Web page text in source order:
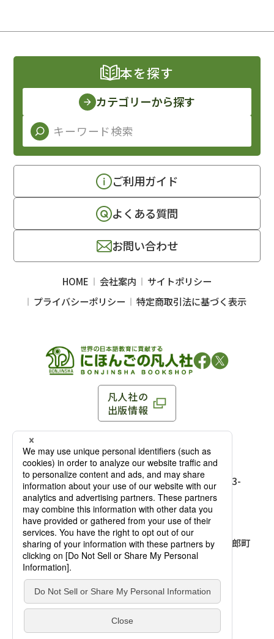
凡人社の本を見る
凡人社の
出版情報
〒102-0093 東京都千代田区平河町 1-3-13 8F
TEL：03-3263-3959／FAX：03-3263-3116
麹町店
〒102-0093 東京都千代田区平河町1-3-
13 8F［アクセス］
TEL：03-3239-8673／FAX：03-3263-
3116
大阪店
〒541-0056 大阪府大阪市中央区久太郎町
4-2-10
大西ビルディング 1階［
TEL：06-4256-2684／FAX：03-6733-
7887
本を探す
カテゴリーから探す
ご利用ガイド
よくある質問
お問い合わせ
HOME 会社案内
サイトポリシー
プライバシーポリシー
特定商取引法に基づく表示
© Bonjinsha Co., LTD. All Rights Reserved.